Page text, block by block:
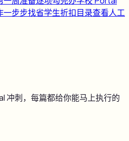
一步步找省学生折扣目录查看人工
冲刺，每篇都给你能马上执行的